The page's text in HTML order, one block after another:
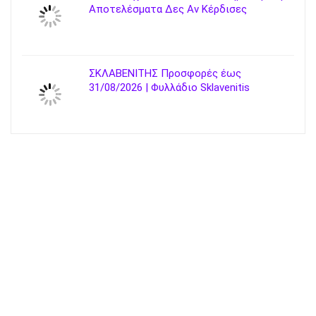
Αποτελέσματα Δες Αν Κέρδισες
ΣΚΛΑΒΕΝΙΤΗΣ Προσφορές έως
31/08/2026 | Φυλλάδιο Sklavenitis